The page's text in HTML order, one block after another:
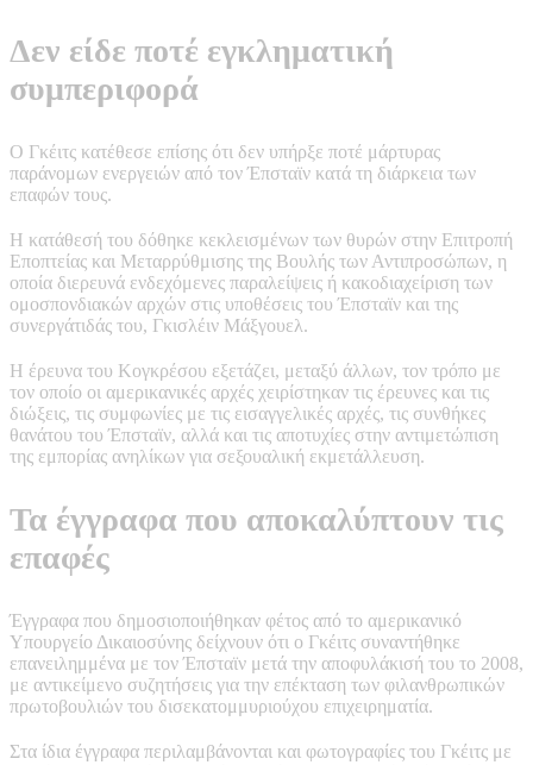
Δεν είδε ποτέ εγκληματική
συμπεριφορά
Ο Γκέιτς κατέθεσε επίσης ότι δεν υπήρξε ποτέ μάρτυρας
παράνομων ενεργειών από τον Έπσταϊν κατά τη διάρκεια των
επαφών τους.
Η κατάθεσή του δόθηκε κεκλεισμένων των θυρών στην Επιτροπή
Εποπτείας και Μεταρρύθμισης της Βουλής των Αντιπροσώπων, η
οποία διερευνά ενδεχόμενες παραλείψεις ή κακοδιαχείριση των
ομοσπονδιακών αρχών στις υποθέσεις του Έπσταϊν και της
συνεργάτιδάς του, Γκισλέιν Μάξγουελ.
Η έρευνα του Κογκρέσου εξετάζει, μεταξύ άλλων, τον τρόπο με
τον οποίο οι αμερικανικές αρχές χειρίστηκαν τις έρευνες και τις
διώξεις, τις συμφωνίες με τις εισαγγελικές αρχές, τις συνθήκες
θανάτου του Έπσταϊν, αλλά και τις αποτυχίες στην αντιμετώπιση
της εμπορίας ανηλίκων για σεξουαλική εκμετάλλευση.
Τα έγγραφα που αποκαλύπτουν τις
επαφές
Έγγραφα που δημοσιοποιήθηκαν φέτος από το αμερικανικό
Υπουργείο Δικαιοσύνης δείχνουν ότι ο Γκέιτς συναντήθηκε
επανειλημμένα με τον Έπσταϊν μετά την αποφυλάκισή του το 2008,
με αντικείμενο συζητήσεις για την επέκταση των φιλανθρωπικών
πρωτοβουλιών του δισεκατομμυριούχου επιχειρηματία.
Στα ίδια έγγραφα περιλαμβάνονται και φωτογραφίες του Γκέιτς με